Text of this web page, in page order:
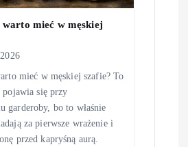
mieć w męskiej
mieć w męskiej szafie? To
pojawia się przy
garderoby, bo to właśnie
za pierwsze wrażenie i
przed kapryśną aurą.